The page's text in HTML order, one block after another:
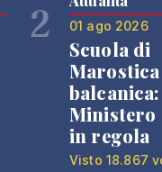
2 01 ago 2026
Scuola di
Ministero
in regola
Visto 18.867